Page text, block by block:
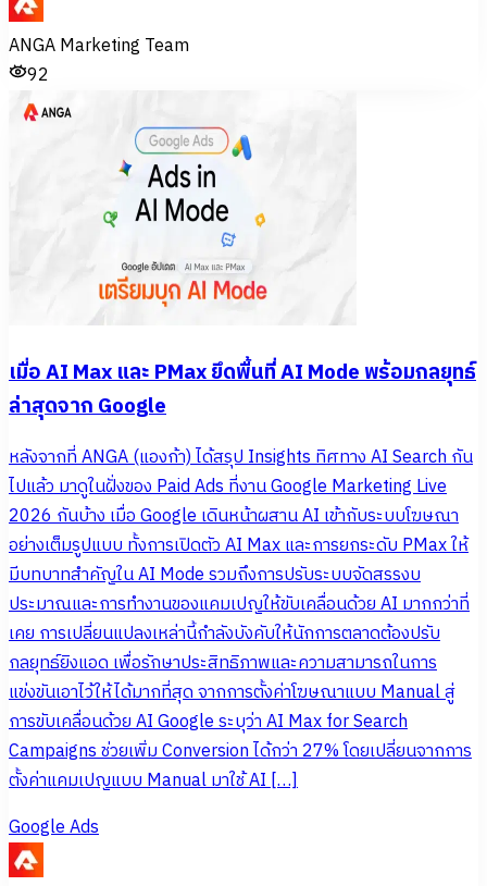
ANGA Marketing Team
92
เมื่อ AI Max และ PMax ยึดพื้นที่ AI Mode พร้อมกลยุทธ์
ล่าสุดจาก Google
หลังจากที่ ANGA (แองก้า) ได้สรุป Insights ทิศทาง AI Search กัน
ไปแล้ว มาดูในฝั่งของ Paid Ads ที่งาน Google Marketing Live
2026 กันบ้าง เมื่อ Google เดินหน้าผสาน AI เข้ากับระบบโฆษณา
อย่างเต็มรูปแบบ ทั้งการเปิดตัว AI Max และการยกระดับ PMax ให้
มีบทบาทสำคัญใน AI Mode รวมถึงการปรับระบบจัดสรรงบ
ประมาณและการทำงานของแคมเปญให้ขับเคลื่อนด้วย AI มากกว่าที่
เคย การเปลี่ยนแปลงเหล่านี้กำลังบังคับให้นักการตลาดต้องปรับ
กลยุทธ์ยิงแอด เพื่อรักษาประสิทธิภาพและความสามารถในการ
แข่งขันเอาไว้ให้ได้มากที่สุด จากการตั้งค่าโฆษณาแบบ Manual สู่
การขับเคลื่อนด้วย AI Google ระบุว่า AI Max for Search
Campaigns ช่วยเพิ่ม Conversion ได้กว่า 27% โดยเปลี่ยนจากการ
ตั้งค่าแคมเปญแบบ Manual มาใช้ AI […]
Google Ads